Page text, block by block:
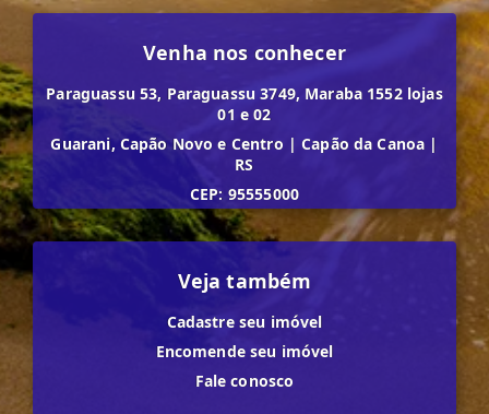
Venha nos conhecer
Paraguassu 53, Paraguassu 3749, Maraba 1552 lojas
01 e 02
Guarani, Capão Novo e Centro | Capão da Canoa |
RS
CEP: 95555000
Veja também
Cadastre seu imóvel
Encomende seu imóvel
Fale conosco